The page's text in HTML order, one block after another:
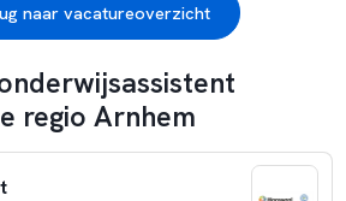
naar vacatureoverzicht
regio Arnhem